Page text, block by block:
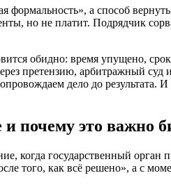
формальность», а способ
но не платит. Подрядчик
обидно: время упущено,
претензию, арбитражный суд
дело до результата. И
почему это важно
государственный орган
как всё решено», а с